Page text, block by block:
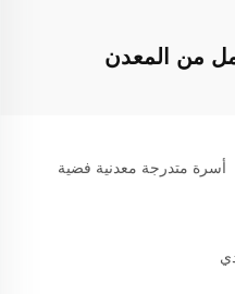
أسرة متدرجة معدنية فضية